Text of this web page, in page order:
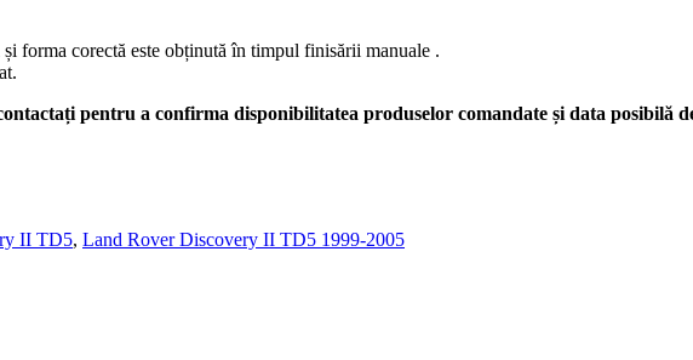
forma corectă este obținută în timpul finisării manuale .
pentru a confirma disponibilitatea produselor comandate și data posibilă
II TD5, Land Rover Discovery II TD5 1999-2005